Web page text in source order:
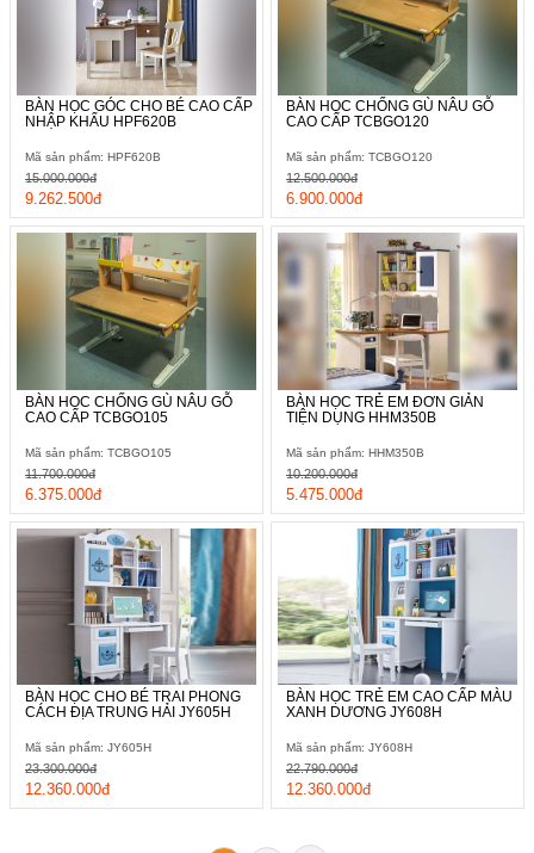
BÀN HỌC GÓC CHO BÉ CAO CẤP
NHẬP KHẨU HPF620B
Mã sản phẩm: HPF620B
9.262.500đ
15.000.000đ
BÀN HỌC CHỐNG GÙ NÂU GỖ
CAO CẤP TCBGO120
Mã sản phẩm: TCBGO120
6.900.000đ
12.500.000đ
BÀN HỌC CHỐNG GÙ NÂU GỖ
CAO CẤP TCBGO105
Mã sản phẩm: TCBGO105
6.375.000đ
11.700.000đ
BÀN HỌC TRẺ EM ĐƠN GIẢN
TIỆN DỤNG HHM350B
Mã sản phẩm: HHM350B
5.475.000đ
10.200.000đ
BÀN HỌC CHO BÉ TRAI PHONG
CÁCH ĐỊA TRUNG HẢI JY605H
Mã sản phẩm: JY605H
12.360.000đ
23.300.000đ
BÀN HỌC TRẺ EM CAO CẤP MÀU
XANH DƯƠNG JY608H
Mã sản phẩm: JY608H
12.360.000đ
22.790.000đ